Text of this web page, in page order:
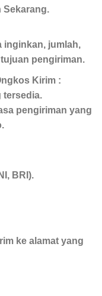
Sekarang.
inginkan, jumlah,
pengiriman.
Kirim :
tersedia.
pengiriman yang
BRI).
ke alamat yang